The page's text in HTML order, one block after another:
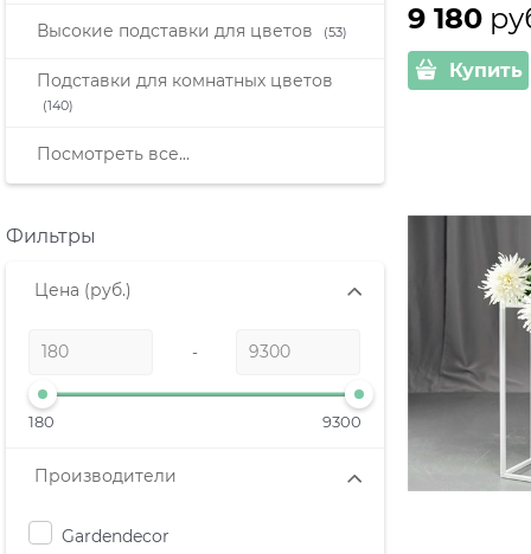
Высокие подставки для цветов (53)
Подставки для комнатных цветов
(140)
Посмотреть все...
Фильтры
Цена (руб.)
-
180 9300
Производители
Gardendecor
9 180
Купить